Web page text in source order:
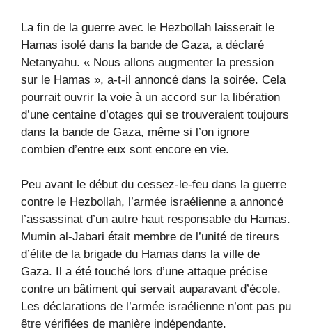
La fin de la guerre avec le Hezbollah laisserait le
Hamas isolé dans la bande de Gaza, a déclaré
Netanyahu. « Nous allons augmenter la pression
sur le Hamas », a-t-il annoncé dans la soirée. Cela
pourrait ouvrir la voie à un accord sur la libération
d’une centaine d’otages qui se trouveraient toujours
dans la bande de Gaza, même si l’on ignore
combien d’entre eux sont encore en vie.
Peu avant le début du cessez-le-feu dans la guerre
contre le Hezbollah, l’armée israélienne a annoncé
l’assassinat d’un autre haut responsable du Hamas.
Mumin al-Jabari était membre de l’unité de tireurs
d’élite de la brigade du Hamas dans la ville de
Gaza. Il a été touché lors d’une attaque précise
contre un bâtiment qui servait auparavant d’école.
Les déclarations de l’armée israélienne n’ont pas pu
être vérifiées de manière indépendante.